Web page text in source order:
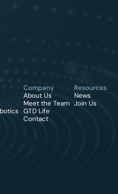
Company
About Us
Meet the Team
GTD Life
Contact
Resources
News
Join Us